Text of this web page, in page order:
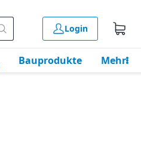
Login
Bauprodukte Mehr